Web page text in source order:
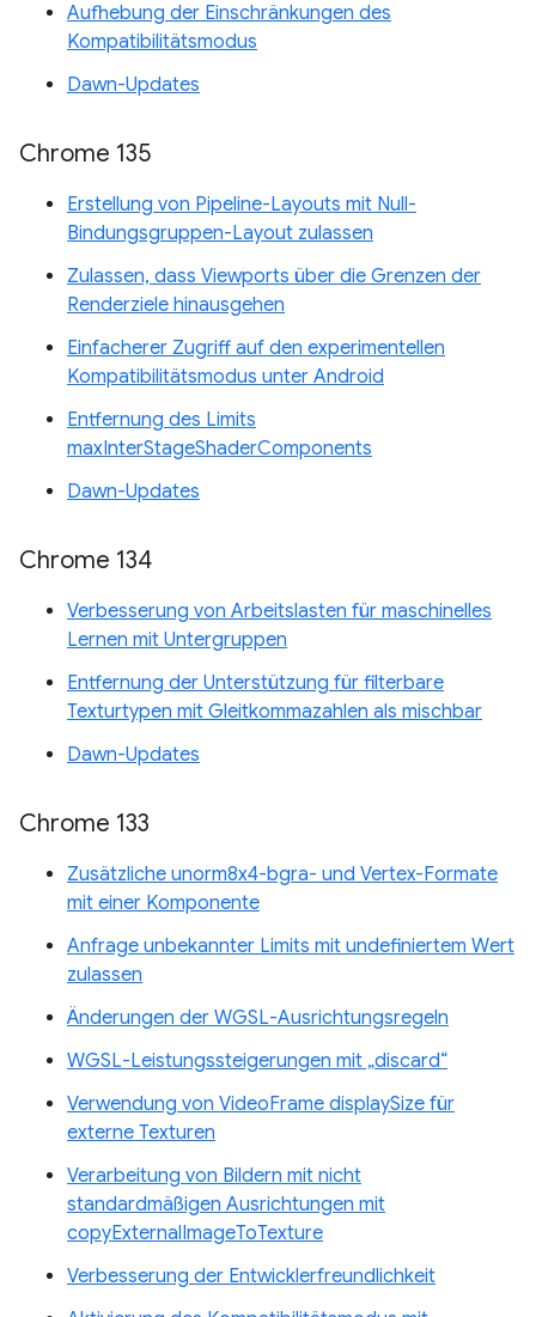
Aufhebung der Einschränkungen des
Kompatibilitätsmodus
Dawn-Updates
Chrome 135
Erstellung von Pipeline-Layouts mit Null-
Bindungsgruppen-Layout zulassen
Zulassen, dass Viewports über die Grenzen der
Renderziele hinausgehen
Einfacherer Zugriff auf den experimentellen
Kompatibilitätsmodus unter Android
Entfernung des Limits
maxInterStageShaderComponents
Dawn-Updates
Chrome 134
Verbesserung von Arbeitslasten für maschinelles
Lernen mit Untergruppen
Entfernung der Unterstützung für filterbare
Texturtypen mit Gleitkommazahlen als mischbar
Dawn-Updates
Chrome 133
Zusätzliche unorm8x4-bgra- und Vertex-Formate
mit einer Komponente
Anfrage unbekannter Limits mit undefiniertem Wert
zulassen
Änderungen der WGSL-Ausrichtungsregeln
WGSL-Leistungssteigerungen mit „discard“
Verwendung von VideoFrame displaySize für
externe Texturen
Verarbeitung von Bildern mit nicht
standardmäßigen Ausrichtungen mit
copyExternalImageToTexture
Verbesserung der Entwicklerfreundlichkeit